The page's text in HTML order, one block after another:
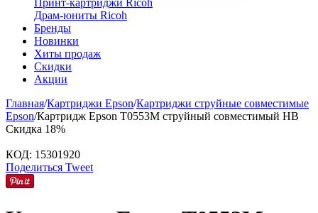
Принт-картриджи Ricoh
Драм-юниты Ricoh
Бренды
Новинки
Хиты продаж
Скидки
Акции
Главная/Картриджи Epson/Картриджи струйные совместимые
Epson/Картридж Epson T0553M струйный совместимый HB
Скидка 18%
КОД: 15301920
Поделиться Tweet